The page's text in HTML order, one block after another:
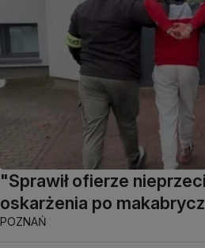
"Sprawił ofierze
oskarżenia po
POZNAŃ